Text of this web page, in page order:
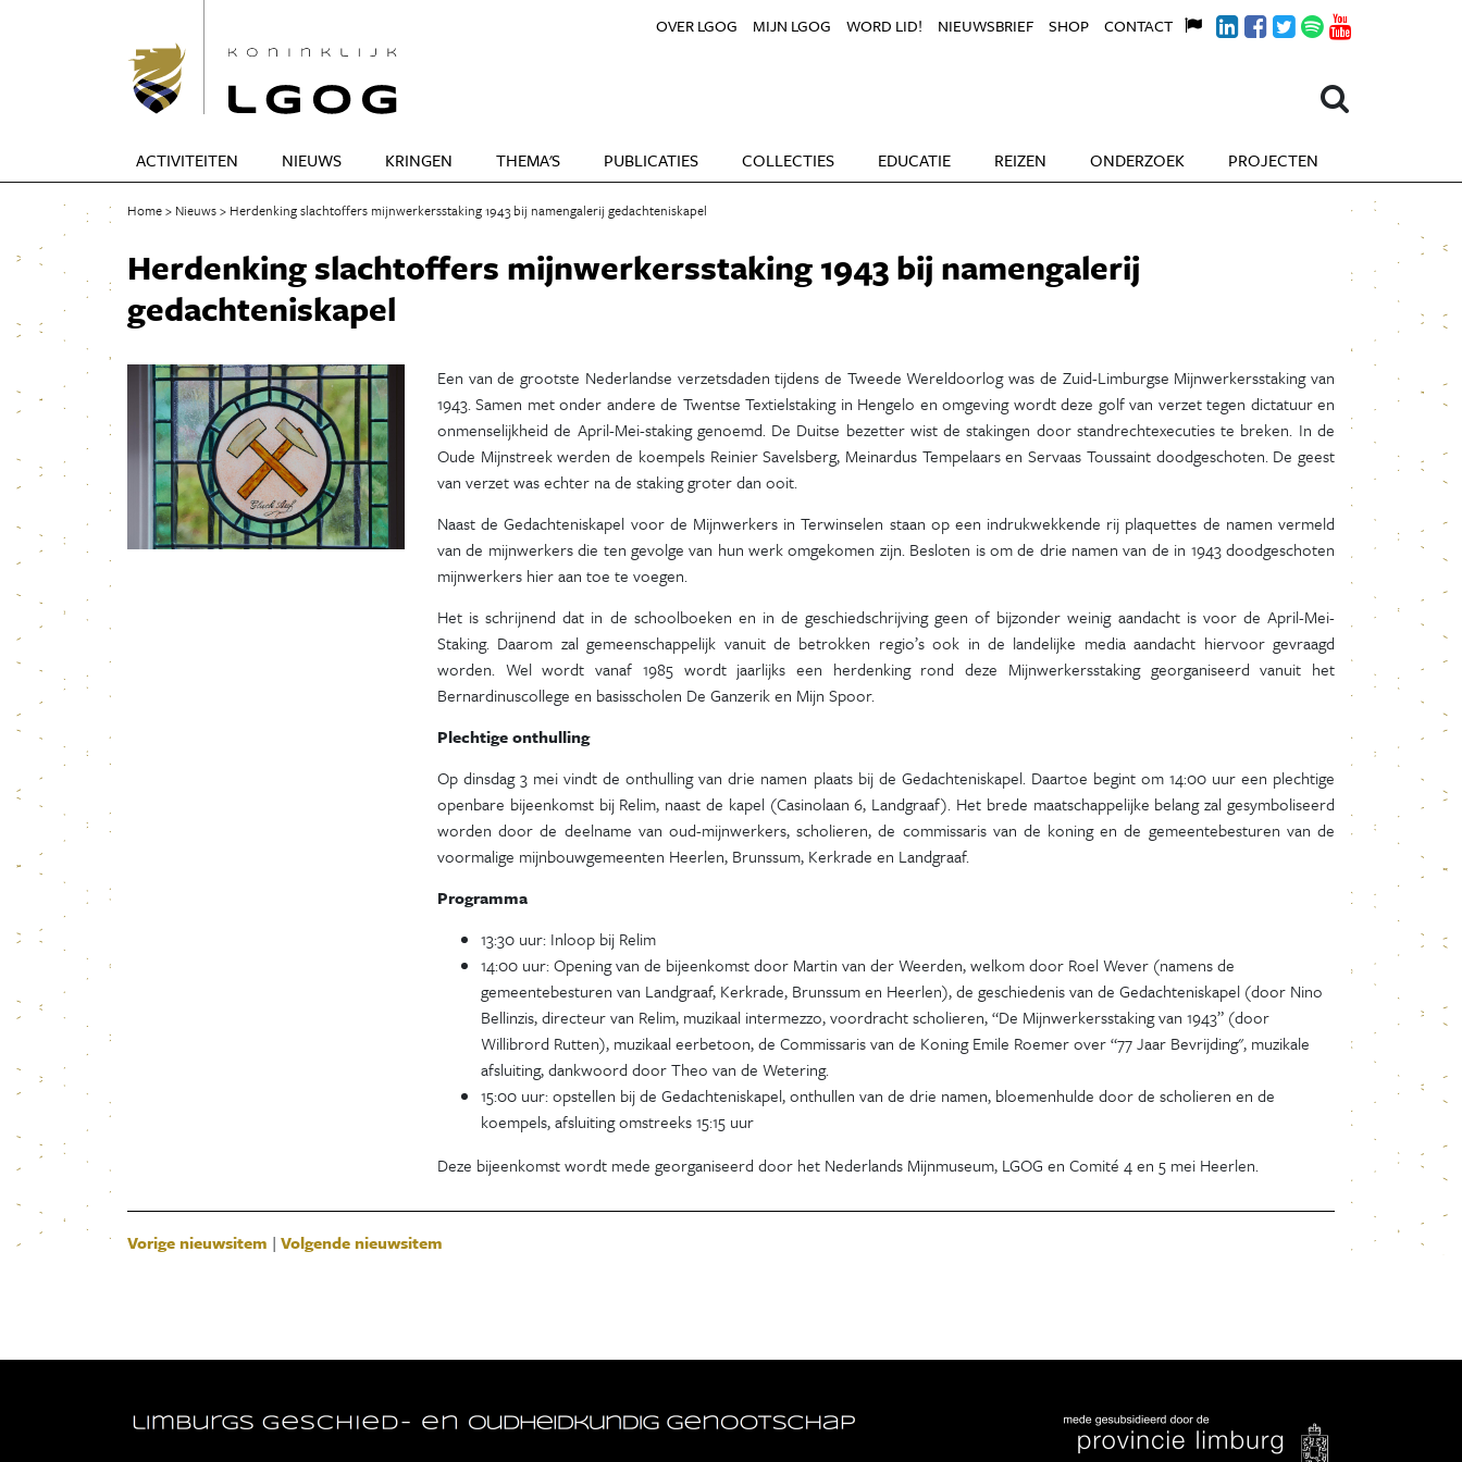
ACTIVITEITEN NIEUWS KRINGEN THEMA'S PUBLICATIES COLLECTIES EDUCATIE REIZEN ONDERZOEK PROJECTEN
OVER LGOG MIJN LGOG WORD LID! NIEUWSBRIEF SHOP CONTACT
Home Nieuws Herdenking slachtoffers mijnwerkersstaking 1943 bij namengalerij gedachteniskapel
Herdenking slachtoffers mijnwerkersstaking 1943 bij namengalerij
gedachteniskapel
Een van de grootste Nederlandse verzetsdaden tijdens de Tweede Wereldoorlog was de Zuid-Limburgse Mijnwerkersstaking van
1943. Samen met onder andere de Twentse Textielstaking in Hengelo en omgeving wordt deze golf van verzet tegen dictatuur en
onmenselijkheid de April-Mei-staking genoemd. De Duitse bezetter wist de stakingen door standrechtexecuties te breken. In de
Oude Mijnstreek werden de koempels Reinier Savelsberg, Meinardus Tempelaars en Servaas Toussaint doodgeschoten. De geest
van verzet was echter na de staking groter dan ooit.
Naast de Gedachteniskapel voor de Mijnwerkers in Terwinselen staan op een indrukwekkende rij plaquettes de namen vermeld
van de mijnwerkers die ten gevolge van hun werk omgekomen zijn. Besloten is om de drie namen van de in 1943 doodgeschoten
mijnwerkers hier aan toe te voegen.
Het is schrijnend dat in de schoolboeken en in de geschiedschrijving geen of bijzonder weinig aandacht is voor de April-Mei-
Staking. Daarom zal gemeenschappelijk vanuit de betrokken regio’s ook in de landelijke media aandacht hiervoor gevraagd
worden. Wel wordt vanaf 1985 wordt jaarlijks een herdenking rond deze Mijnwerkersstaking georganiseerd vanuit het
Bernardinuscollege en basisscholen De Ganzerik en Mijn Spoor.
Plechtige onthulling
Op dinsdag 3 mei vindt de onthulling van drie namen plaats bij de Gedachteniskapel. Daartoe begint om 14:00 uur een plechtige
openbare bijeenkomst bij Relim, naast de kapel (Casinolaan 6, Landgraaf). Het brede maatschappelijke belang zal gesymboliseerd
worden door de deelname van oud-mijnwerkers, scholieren, de commissaris van de koning en de gemeentebesturen van de
voormalige mijnbouwgemeenten Heerlen, Brunssum, Kerkrade en Landgraaf.
Programma
13:30 uur: Inloop bij Relim
14:00 uur: Opening van de bijeenkomst door Martin van der Weerden, welkom door Roel Wever (namens de
gemeentebesturen van Landgraaf, Kerkrade, Brunssum en Heerlen), de geschiedenis van de Gedachteniskapel (door Nino
Bellinzis, directeur van Relim, muzikaal intermezzo, voordracht scholieren, “De Mijnwerkersstaking van 1943” (door
Willibrord Rutten), muzikaal eerbetoon, de Commissaris van de Koning Emile Roemer over “77 Jaar Bevrijding", muzikale
afsluiting, dankwoord door Theo van de Wetering.
15:00 uur: opstellen bij de Gedachteniskapel, onthullen van de drie namen, bloemenhulde door de scholieren en de
koempels, afsluiting omstreeks 15:15 uur
Deze bijeenkomst wordt mede georganiseerd door het Nederlands Mijnmuseum, LGOG en Comité 4 en 5 mei Heerlen.
Vorige nieuwsitem | Volgende nieuwsitem